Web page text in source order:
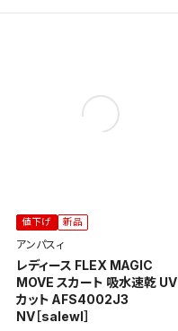
値下げ 新品
アンパスィ
レディース FLEX MAGIC
MOVE スカート 吸水速乾 UV
カット AFS4002J3
NV［salewl］